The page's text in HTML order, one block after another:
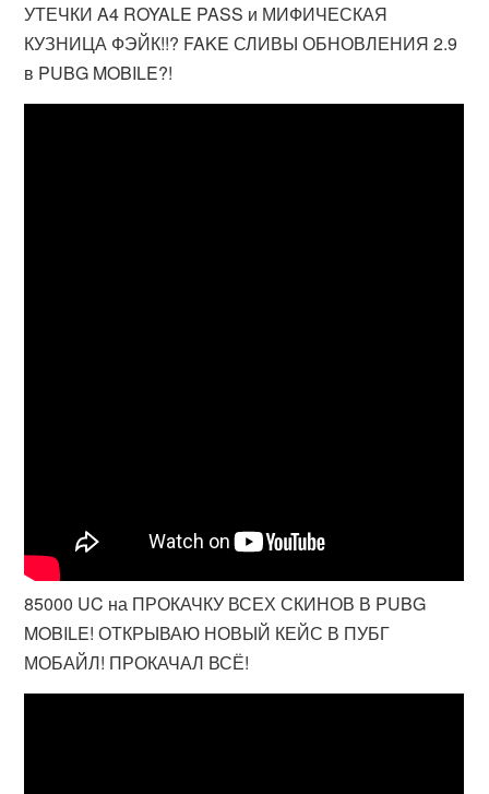
УТЕЧКИ A4 ROYALE PASS и МИФИЧЕСКАЯ
КУЗНИЦА ФЭЙК!!? FAKE СЛИВЫ ОБНОВЛЕНИЯ 2.9
в PUBG MOBILE?!
85000 UC на ПРОКАЧКУ ВСЕХ СКИНОВ В PUBG
MOBILE! ОТКРЫВАЮ НОВЫЙ КЕЙС В ПУБГ
МОБАЙЛ! ПРОКАЧАЛ ВСЁ!